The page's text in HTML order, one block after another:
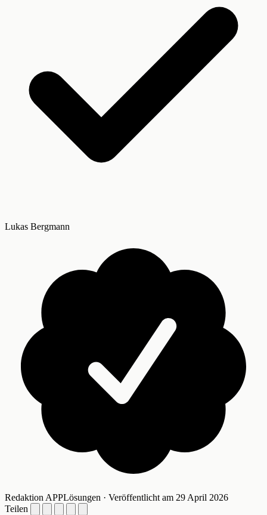
Lukas Bergmann
Redaktion APPLösungen · Veröffentlicht am 29 April 2026
Teilen